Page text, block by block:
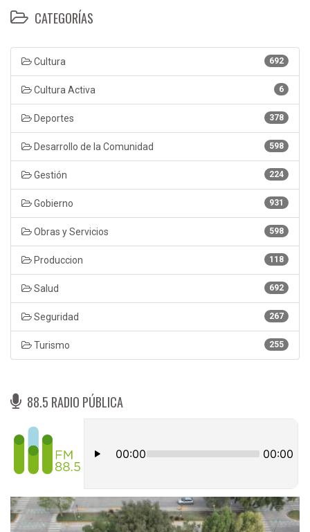
CATEGORÍAS
692
Cultura
6
Cultura Activa
378
Deportes
598
Desarrollo de la Comunidad
224
Gestión
931
Gobierno
598
Obras y Servicios
118
Produccion
692
Salud
267
Seguridad
255
Turismo
88.5 RADIO PÚBLICA